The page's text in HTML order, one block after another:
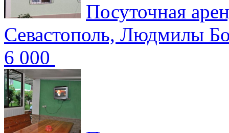
Посуточная
Севастополь, Людмилы
6 000